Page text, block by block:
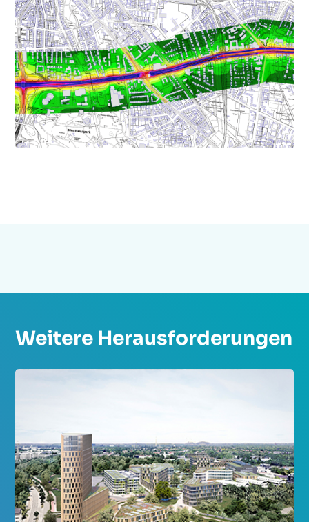
Weitere Herausforderungen